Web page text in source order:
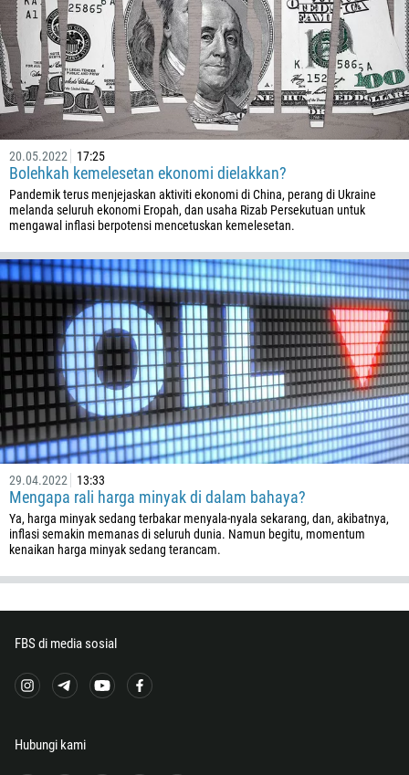
20.05.2022 17:25
Bolehkah kemelesetan ekonomi dielakkan?
Pandemik terus menjejaskan aktiviti ekonomi di China, perang di Ukraine
melanda seluruh ekonomi Eropah, dan usaha Rizab Persekutuan untuk
mengawal inflasi berpotensi mencetuskan kemelesetan.
29.04.2022 13:33
Mengapa rali harga minyak di dalam bahaya?
Ya, harga minyak sedang terbakar menyala-nyala sekarang, dan, akibatnya,
inflasi semakin memanas di seluruh dunia. Namun begitu, momentum
kenaikan harga minyak sedang terancam.
FBS di media sosial
Hubungi kami
244
1264
672
1268
54
374
297
61
43
994
1242
973
880
1246
375
32
501
229
1441
975
591
55
246
673
Masukkan komen anda, jika perlu